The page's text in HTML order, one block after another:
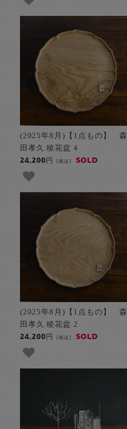
(2025年8月)【1点もの】 森
田孝久 稜花盆 4
24,200円[税込] SOLD
(2025年8月)【1点もの】 森
田孝久 稜花盆 2
24,200円[税込] SOLD